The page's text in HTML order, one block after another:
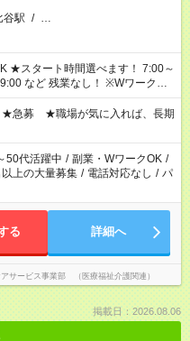
谷駅 / …
～
残業なし！ ※Wワークの
時間超の就業はご案内できませ
上勤務は社会保険への加入対象
雇い派遣の原則禁止）により、
が難しい場合があります
★急募 ★職場が気に入れば、長期
50代活躍中 / 副業・WワークOK /
上の大量募集 / 電話対応なし / パ
る 詳細へ
サービス事業部 （医療福祉介護関連）
掲載日：2026.08.06